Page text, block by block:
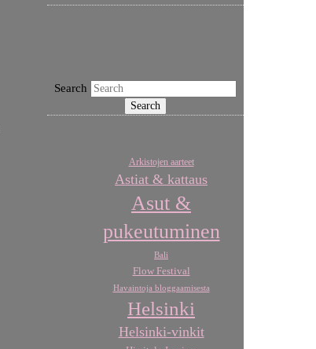
Search
Arkistojen aarteet
Astiat & kattaus
Asut &
pukeutuminen
Bali
Flow Festival
Havaintoja bloggaamisesta
Helsinki
Helsinki-vinkit